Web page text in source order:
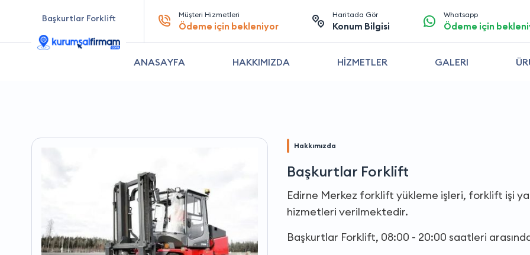
Başkurtlar Forklift Müşteri Hizmetleri
Ödeme için bekleniyor
Haritada Gör
Konum Bilgisi
Whatsapp
Ödeme için
ANASAYFA HAKKIMIZDA HİZMETLER GALERI
Hakkımızda
Başkurtlar Forklift
Edirne Merkez forklift yükleme işleri, forklift işi
hizmetleri verilmektedir.
Başkurtlar Forklift, 08:00 - 20:00 saatleri